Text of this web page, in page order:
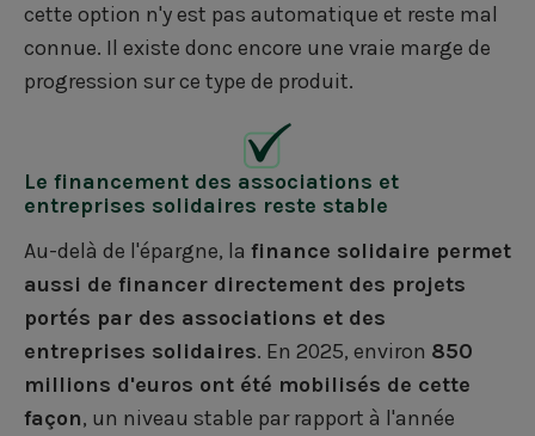
cette option n'y est pas automatique et reste mal
connue. Il existe donc encore une vraie marge de
progression sur ce type de produit.
Le financement des associations et
entreprises solidaires reste stable
Au-delà de l'épargne, la finance solidaire permet
aussi de financer directement des projets
portés par des associations et des
entreprises solidaires. En 2025, environ 850
millions d'euros ont été mobilisés de cette
façon, un niveau stable par rapport à l'année